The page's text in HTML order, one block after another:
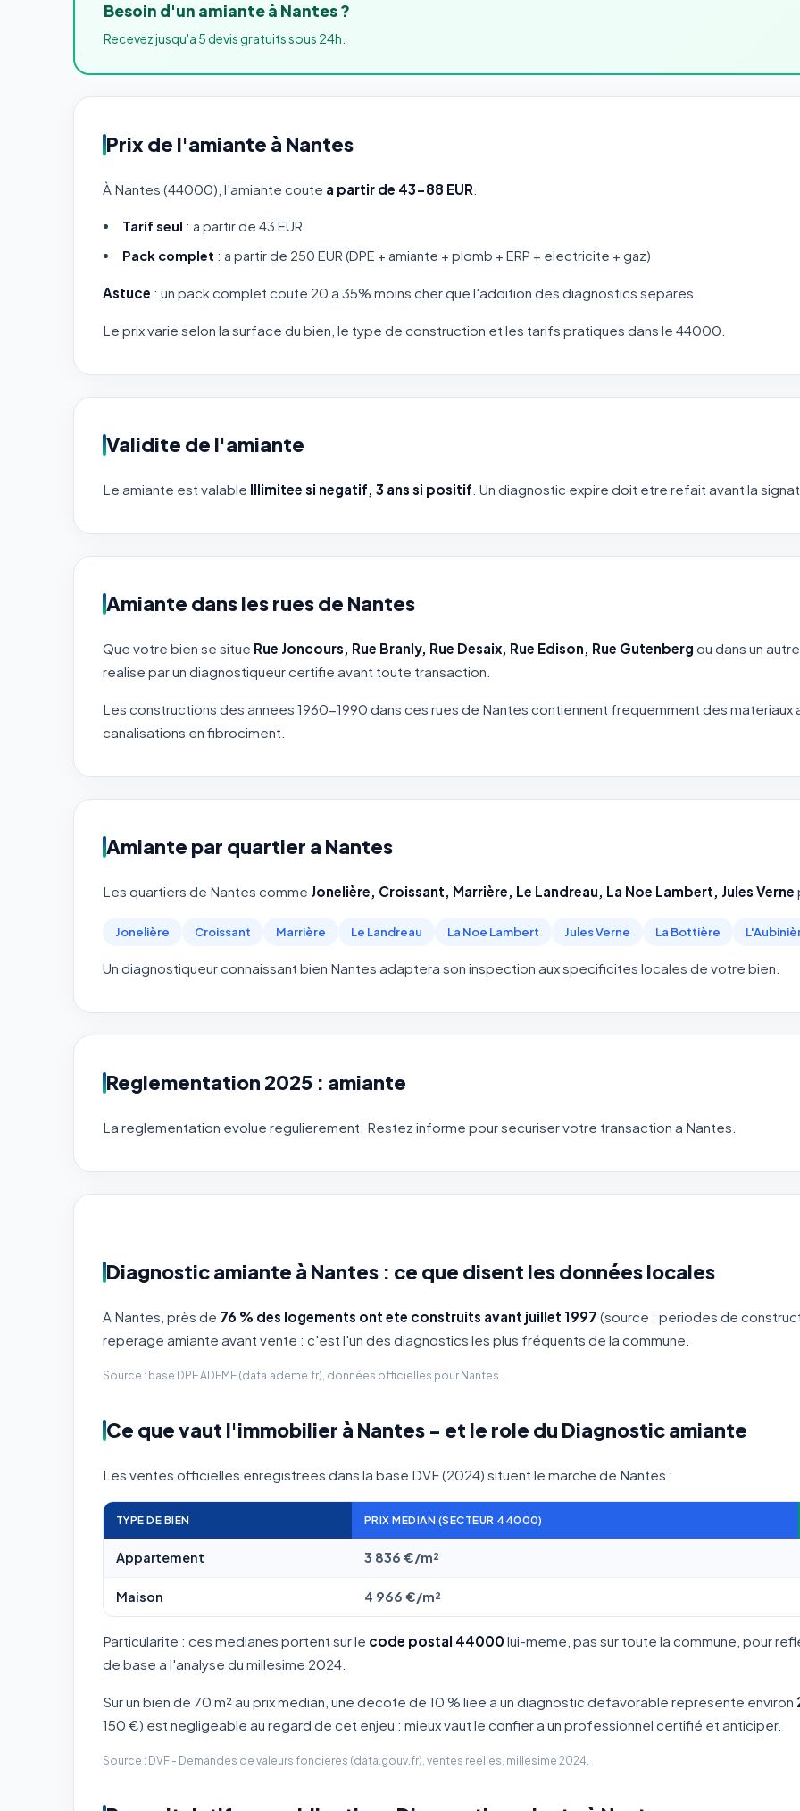
Besoin d'un amiante à Nantes ?
Recevez jusqu'a 5 devis gratuits sous 24h.
Prix de l'amiante à Nantes
À Nantes (44000), l'amiante coute a partir de 43-88 EUR
Tarif seul : a partir de 43 EUR
Pack complet : a partir de 250 EUR (DPE + amiante + plomb + ERP + electricite + gaz)
Astuce : un pack complet coute 20 a 35% moins cher que l'addition des diagnostics separes.
Le prix varie selon la surface du bien, le type de construction et les tarifs pratiques dans le 44000.
Validite de l'amiante
Le amiante est valable Illimitee si negatif, 3 ans si positif . Un diagnostic expire doit etre refait avant la
Amiante dans les rues de Nantes
Que votre bien se situe Rue Joncours, Rue Branly, Rue Desaix, Rue Edison, Rue Gutenberg ou dans un
realise par un diagnostiqueur certifie avant toute transaction.
Les constructions des annees 1960-1990 dans ces rues de Nantes contiennent frequemment des materiaux
canalisations en fibrociment.
Amiante par quartier a Nantes
Les quartiers de Nantes comme Jonelière, Croissant, Marrière, Le Landreau, La Noe Lambert, Jules Verne
Jonelière Croissant Marrière Le Landreau La Noe Lambert Jules Verne La Bottière
Un diagnostiqueur connaissant bien Nantes adaptera son inspection aux specificites locales de votre bien.
Reglementation 2025 : amiante
La reglementation evolue regulierement. Restez informe pour securiser votre transaction a Nantes.
Diagnostic amiante à Nantes : ce que disent les données locales
A Nantes, près de 76 % des logements ont ete construits avant juillet 1997 (source : periodes de
reperage amiante avant vente : c'est l'un des diagnostics les plus fréquents de la commune.
Source : base DPE ADEME (data.ademe.fr), données officielles pour Nantes.
Ce que vaut l'immobilier à Nantes - et le role du Diagnostic amiante
Les ventes officielles enregistrees dans la base DVF (2024) situent le marche de Nantes :
TYPE DE BIEN PRIX MEDIAN (SECTEUR 44000)
Appartement 3 836 €/m²
Maison 4 966 €/m²
Particularite : ces medianes portent sur le code postal 44000 lui-meme, pas sur toute la commune, pour
de base a l'analyse du millesime 2024.
Sur un bien de 70 m² au prix median, une decote de 10 % liee a un diagnostic defavorable represente environ
150 €) est negligeable au regard de cet enjeu : mieux vaut le confier a un professionnel certifié et anticiper.
Source : DVF - Demandes de valeurs foncieres (data.gouv.fr), ventes reelles, millesime 2024.